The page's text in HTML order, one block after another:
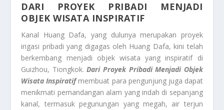
DARI PROYEK PRIBADI MENJADI
OBJEK WISATA INSPIRATIF
Kanal Huang Dafa, yang dulunya merupakan proyek
irigasi pribadi yang digagas oleh Huang Dafa, kini telah
berkembang menjadi objek wisata yang inspiratif di
Guizhou, Tiongkok.Dari Proyek Pribadi Menjadi Objek
Wisata Inspiratifmembuat para pengunjung juga dapat
menikmati pemandangan alam yang indah di sepanjang
kanal, termasuk pegunungan yang megah, air terjun